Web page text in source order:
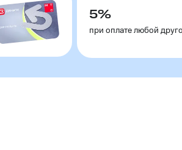
5%
при оплате любой